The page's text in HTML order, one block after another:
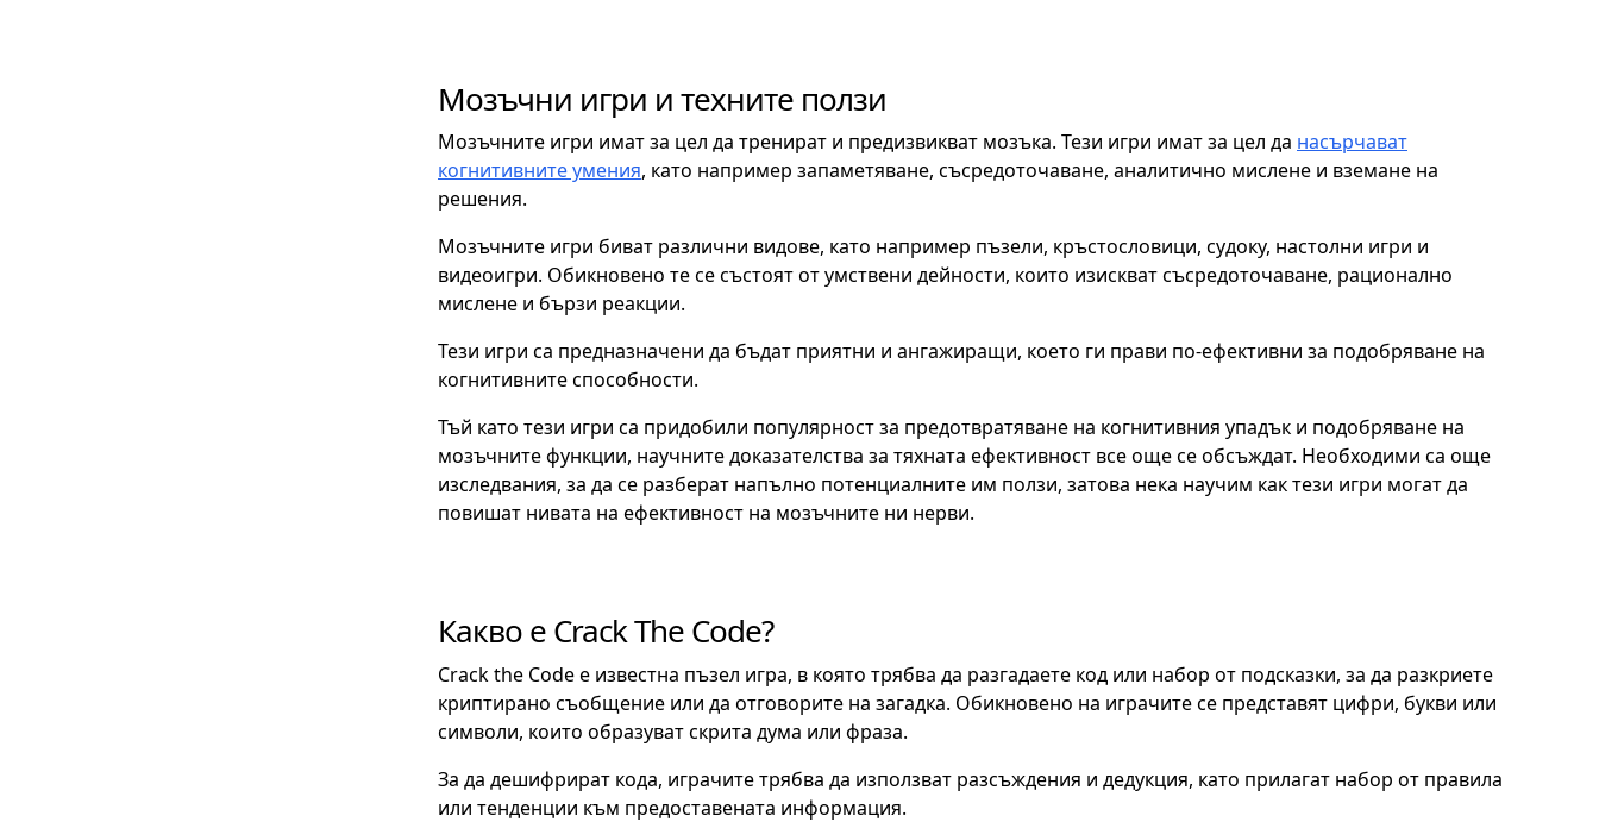
Мозъчни игри и техните ползи
Мозъчните игри имат за цел да тренират и предизвикват мозъка. Тези игри имат за цел да насърчават
когнитивните умения, като например запаметяване, съсредоточаване, аналитично мислене и вземане на
решения.
Мозъчните игри биват различни видове, като например пъзели, кръстословици, судоку, настолни игри и
видеоигри. Обикновено те се състоят от умствени дейности, които изискват съсредоточаване, рационално
мислене и бързи реакции.
Тези игри са предназначени да бъдат приятни и ангажиращи, което ги прави по-ефективни за подобряване на
когнитивните способности.
Тъй като тези игри са придобили популярност за предотвратяване на когнитивния упадък и подобряване на
мозъчните функции, научните доказателства за тяхната ефективност все още се обсъждат. Необходими са още
изследвания, за да се разберат напълно потенциалните им ползи, затова нека научим как тези игри могат да
повишат нивата на ефективност на мозъчните ни нерви.
Какво е Crack The Code?
Crack the Code е известна пъзел игра, в която трябва да разгадаете код или набор от подсказки, за да разкриете
криптирано съобщение или да отговорите на загадка. Обикновено на играчите се представят цифри, букви или
символи, които образуват скрита дума или фраза.
За да дешифрират кода, играчите трябва да използват разсъждения и дедукция, като прилагат набор от правила
или тенденции към предоставената информация.